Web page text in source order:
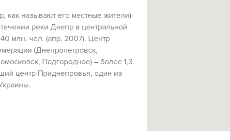
как называют его местные жители)
реки Днепр в центральной
млн. чел. (апр. 2007). Центр
(Днепропетровск,
Подгородное) – более 1,3
центр Приднепровья, один из